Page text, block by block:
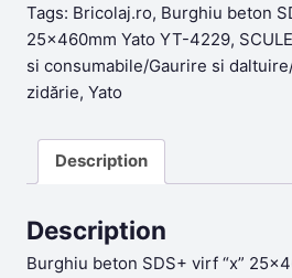
Tags: Bricolaj.ro, Burghiu beton
25x460mm Yato YT-4229,
si consumabile/Gaurire si
zidărie, Yato
Description
Description
Burghiu beton SDS+ virf “x”